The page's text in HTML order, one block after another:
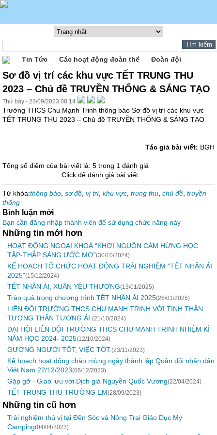
Tin Tức Các hoạt động đoàn thể Đoàn đội
Sơ đồ vị trí các khu vực TẾT TRUNG THU
2023 – Chủ đề TRUYỀN THỐNG & SÁNG TẠO
Thứ bảy - 23/09/2023 08:14
Trường THCS Chu Mạnh Trinh thông báo Sơ đồ vị trí các khu vực
TẾT TRUNG THU 2023 – Chủ đề TRUYỀN THỐNG & SÁNG TẠO
Tác giả bài viết: BGH
Tổng số điểm của bài viết là: 5 trong 1 đánh giá
Click để đánh giá bài viết
Từ khóa:thông báo sơ đồ vị trí, khu vực trung thu chủ đề truyền
thống
Bình luận mới
Bạn cần đăng nhập thành viên để sử dụng chức năng này
Những tin mới hơn
HOẠT ĐỘNG NGOẠI KHOÁ “KHƠI NGUỒN CẢM HỨNG HỌC
TẬP-THẮP SÁNG ƯỚC MƠ”(30/10/2024)
KẾ HOẠCH TỔ CHỨC HOẠT ĐỘNG TRẢI NGHIỆM "TẾT NHÂN ÁI
2025"(15/12/2024)
TẾT NHÂN ÁI, XUÂN YÊU THƯƠNG(13/01/2025)
Trào quà trong chương trình TẾT NHÂN ÁI 2025(26/01/2025)
LIÊN ĐỘI TRƯỜNG THCS CHU MẠNH TRINH VỚI TINH THẦN
TƯƠNG THÂN TƯƠNG ÁI. (21/10/2024)
ĐẠI HỘI LIỂN ĐỘI TRƯỜNG THCS CHU MẠNH TRINH NHIỆM KÌ
NĂM HỌC 2024- 2025(12/10/2024)
GƯƠNG NGƯỜI TỐT, VIỆC TỐT.(23/11/2023)
Kế hoạch hoạt động chào mừng ngày thành lập Quân đội nhân dân
Việt Nam 22/12/2023(06/12/2023)
Gặp gỡ - Giao lưu với Dịch giả Nguyễn Quốc Vương(22/04/2024)
TẾT TRUNG THU TRƯỜNG EM(28/09/2023)
Những tin cũ hơn
Trải nghiệm thú vị tại Đền Sóc và Nông Trại Giáo Dục My
Camping(04/04/2023)